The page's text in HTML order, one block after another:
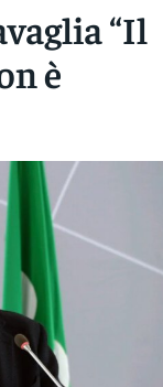
“Il
è